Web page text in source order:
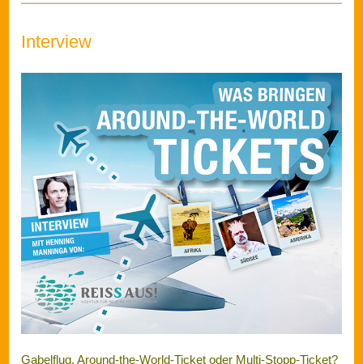
Gabelflug, Around-the-World-Ticket oder Multi-Stopp-Ticket?
Möglichst früh buchen oder bis zum letzten Moment warten?
Viele Fragen stellen sich dem, den es in die Ferne zieht.
Zum Artikel
Tipps und Tricks